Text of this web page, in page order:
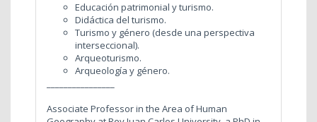
Educación patrimonial y turismo.
Didáctica del turismo.
Turismo y género (desde una perspectiva
interseccional).
Arqueoturismo.
Arqueología y género.
Associate Professor in the Area of Human